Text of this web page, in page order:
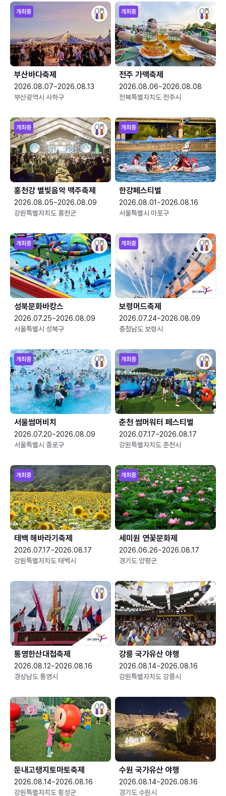
개최중
부산바다축제
2026.08.07~2026.08.13
부산광역시 사하구
개최중
전주 가맥축제
2026.08.06~2026.08.08
전북특별자치도 전주시
개최중
홍천강 별빛음악 맥주축제
2026.08.05~2026.08.09
강원특별자치도 홍천군
개최중
한강페스티벌
2026.08.01~2026.08.16
서울특별시 마포구
개최중
성북문화바캉스
2026.07.25~2026.08.09
서울특별시 성북구
개최중
보령머드축제
2026.07.24~2026.08.09
충청남도 보령시
개최중
서울썸머비치
2026.07.20~2026.08.09
서울특별시 종로구
개최중
춘천 썸머워터 페스티벌
2026.07.17~2026.08.17
강원특별자치도 춘천시
개최중
태백 해바라기축제
2026.07.17~2026.08.17
강원특별자치도 태백시
개최중
세미원 연꽃문화제
2026.06.26~2026.08.17
경기도 양평군
통영한산대첩축제
2026.08.12~2026.08.16
경상남도 통영시
강릉 국가유산 야행
2026.08.14~2026.08.16
강원특별자치도 강릉시
둔내고랭지토마토축제
2026.08.14~2026.08.16
강원특별자치도 횡성군
수원 국가유산 야행
2026.08.14~2026.08.16
경기도 수원시